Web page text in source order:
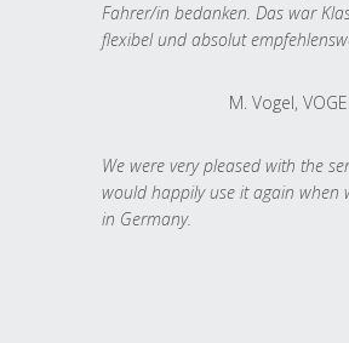
Fahrer/in bedanken. Das war
flexibel und absolut
M. Vogel,
We were very pleased with the
would happily use it again when
in Germany.